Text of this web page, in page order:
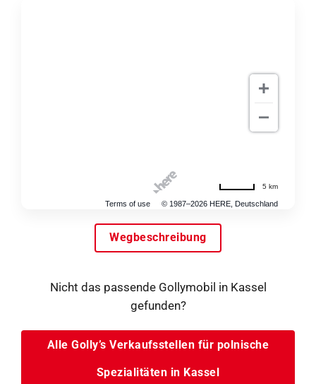
Terms of use © 1987–2026 HERE, Deutschland
5 km
Wegbeschreibung
Nicht das passende Gollymobil in Kassel
gefunden?
Alle Golly’s Verkaufsstellen für polnische
Spezialitäten in Kassel